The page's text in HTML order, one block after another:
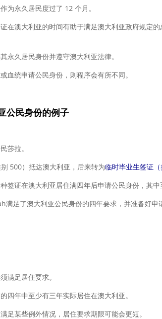
为永久居民度过了 12 个月。
在澳大利亚的时间有助于满足澳大利亚政府规定
永久居民身份并遵守澳大利亚法律。
血统申请公民身份，则程序会有所不同。
公民身份的例子
莎拉。
500）抵达澳大利亚，后来转为临时毕业生签证（
签证在澳大利亚居住满四年后申请公民身份，其中
满足了澳大利亚公民身份的四年要求，并准备好申
满足居住要求。
四年中至少有三年实际居住在澳大利亚。
足某些例外情况，居住要求期限可能会更短。